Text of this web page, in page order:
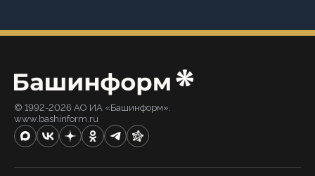
© 1992-2026 АО ИА «Башинформ».
www.bashinform.ru